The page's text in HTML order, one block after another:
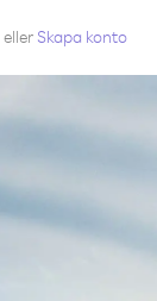
eller Skapa konto